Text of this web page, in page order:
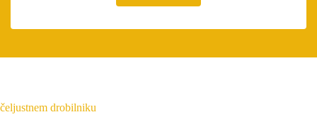
čeljustnem drobilniku